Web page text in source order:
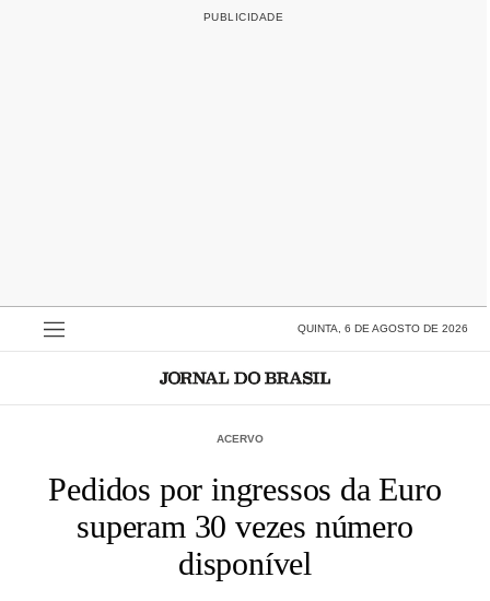
QUINTA, 6 DE AGOSTO DE 2026
ACERVO
Pedidos por ingressos da Euro
superam 30 vezes número
disponível